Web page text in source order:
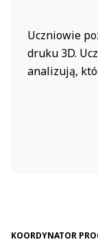
Uczniowie
druku 3D.
analizują,
KOORDYNATOR